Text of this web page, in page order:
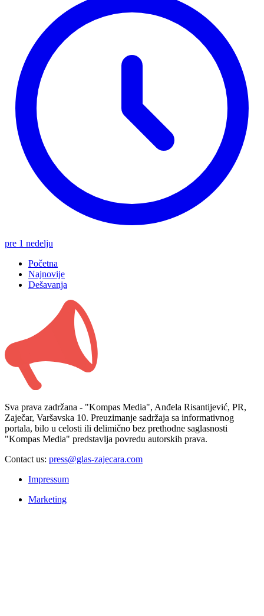
pre 1 nedelju
Početna
Najnovije
Dešavanja
Sva prava zadržana - "Kompas Media", Anđela Risantijević, PR,
Zaječar, Varšavska 10. Preuzimanje sadržaja sa informativnog
portala, bilo u celosti ili delimično bez prethodne saglasnosti
"Kompas Media" predstavlja povredu autorskih prava.
Contact us: press@glas-zajecara.com
Impressum
Marketing